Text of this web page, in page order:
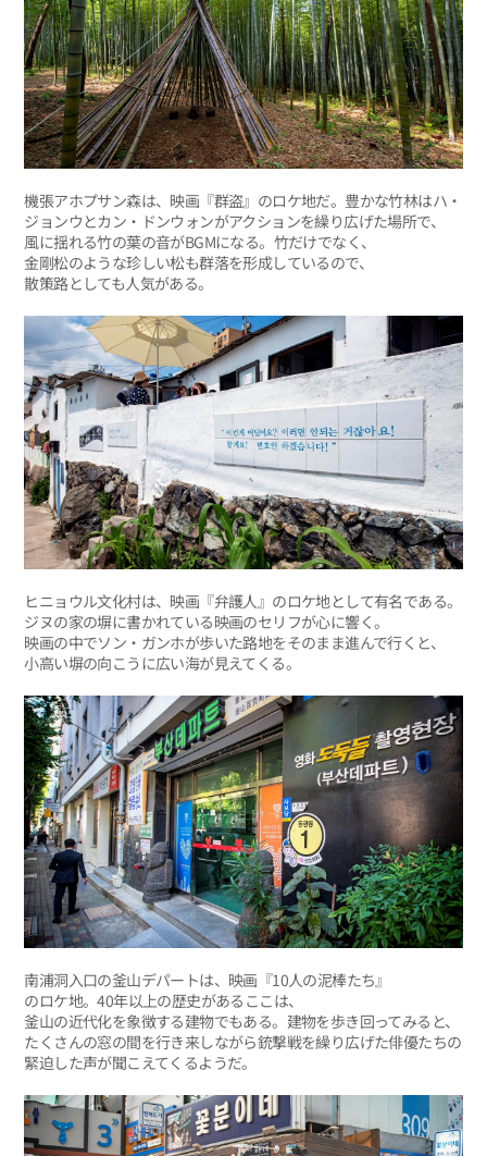
機張アホプサン森は、映画『群盗』のロケ地だ。豊かな竹林はハ・
ジョンウとカン・ドンウォンがアクションを繰り広げた場所で、
風に揺れる竹の葉の音がBGMになる。竹だけでなく、
金剛松のような珍しい松も群落を形成しているので、
散策路としても人気がある。
ヒニョウル文化村は、映画『弁護人』のロケ地として有名である。
ジヌの家の塀に書かれている映画のセリフが心に響く。
映画の中でソン・ガンホが歩いた路地をそのまま進んで行くと、
小高い塀の向こうに広い海が見えてくる。
南浦洞入口の釜山デパートは、映画『10人の泥棒たち』
のロケ地。40年以上の歴史があるここは、
釜山の近代化を象徴する建物でもある。建物を歩き回ってみると、
たくさんの窓の間を行き来しながら銃撃戦を繰り広げた俳優たちの
緊迫した声が聞こえてくるようだ。